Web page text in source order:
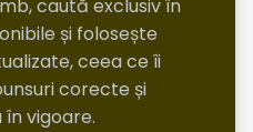
caută exclusiv în
și folosește
ceea ce îi
corecte și
vigoare.